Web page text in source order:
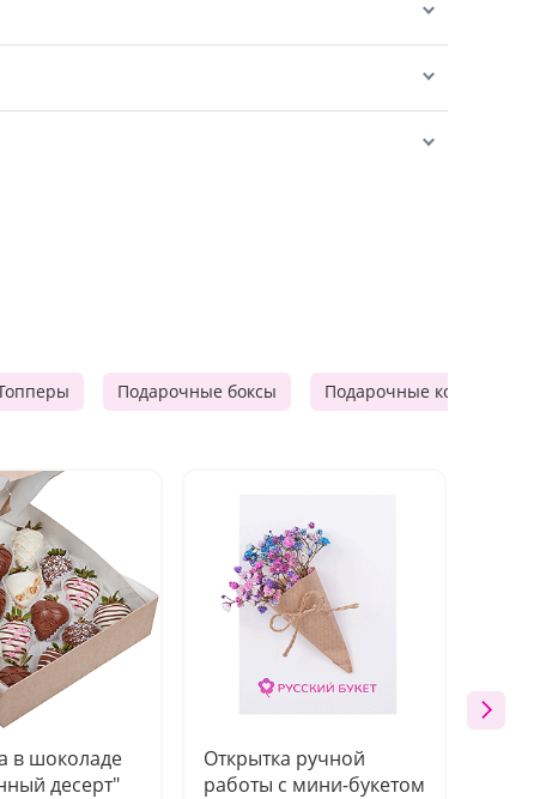
Подарочные боксы Подарочные корзины
в шоколаде
десерт"
Открытка ручной
работы с мини-букетом